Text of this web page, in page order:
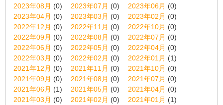
2023年08月 (0) 2023年07月 (0) 2023年06月 (0)
2023年04月 (0) 2023年03月 (0) 2023年02月 (0)
2022年12月 (0) 2022年11月 (0) 2022年10月 (0)
2022年09月 (0) 2022年08月 (0) 2022年07月 (0)
2022年06月 (0) 2022年05月 (0) 2022年04月 (0)
2022年03月 (0) 2022年02月 (0) 2022年01月 (1)
2021年12月 (0) 2021年11月 (0) 2021年10月 (0)
2021年09月 (0) 2021年08月 (0) 2021年07月 (0)
2021年06月 (1) 2021年05月 (0) 2021年04月 (0)
2021年03月 (0) 2021年02月 (0) 2021年01月 (1)